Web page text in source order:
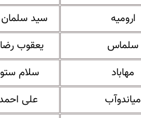
ارومیه سید سلمان
سلماس یعقوب
مهاباد سلام
میاندوآب علی